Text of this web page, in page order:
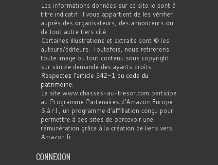
Les informations données sur ce site le sont à
titre indicatif. Il vous appartient de les vérifier
auprès des organisateurs, des annonceurs ou
de tout autre tiers cité.
Certaines illustrations et extraits sont © les
auteurs/éditeurs. Toutefois, nous retirerons
toute image ou tout contenu sous copyright
sur simple demande des ayants droits.
Respectez l'article 542-1 du code du
patrimoine.
Le site www.chasses-au-tresor.com participe
au Programme Partenaires d’Amazon Europe
S.à r.l., un programme d’affiliation conçu pour
permettre à des sites de percevoir une
rémunération grâce à la création de liens vers
Amazon.fr
CONNEXION